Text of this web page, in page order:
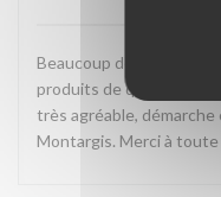
Beaucoup de saveur,
produits de qualité.
très agréable,
Montargis. Merci à toute